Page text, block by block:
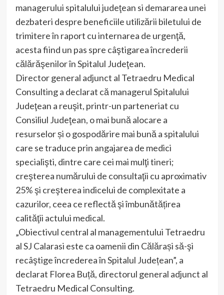
managerului spitalului judeţean si demararea unei
dezbateri despre beneficiile utilizării biletului de
trimitere în raport cu internarea de urgenţă,
acesta fiind un pas spre câştigarea încrederii
călărăşenilor în Spitalul Judeţean.
Director general adjunct al Tetraedru Medical
Consulting a declarat că managerul Spitalului
Judeţean a reuşit, printr-un parteneriat cu
Consiliul Judeţean, o mai bună alocare a
resurselor și o gospodărire mai bună a spitalului
care se traduce prin angajarea de medici
specialişti, dintre care cei mai mulţi tineri;
creşterea numărului de consultaţii cu aproximativ
25% şi creşterea indicelui de complexitate a
cazurilor, ceea ce reflectă şi îmbunătățirea
calităţii actului medical.
„Obiectivul central al managementului Tetraedru
al SJ Calarasi este ca oamenii din Călărași să-şi
recâştige încrederea în Spitalul Județean”, a
declarat Florea Buță, directorul general adjunct al
Tetraedru Medical Consulting.